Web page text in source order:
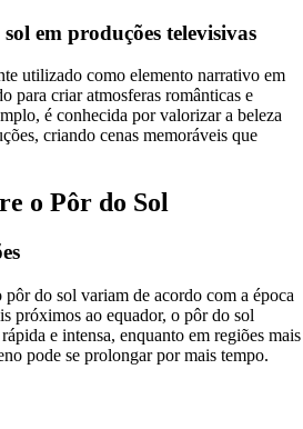
em produções televisivas
utilizado como elemento narrativo em
para criar atmosferas românticas e
é conhecida por valorizar a beleza
criando cenas memoráveis que
o Pôr do Sol
do sol variam de acordo com a época
próximos ao equador, o pôr do sol
e intensa, enquanto em regiões mais
pode se prolongar por mais tempo.